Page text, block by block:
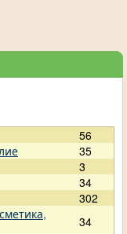
56
35
3
34
302
34